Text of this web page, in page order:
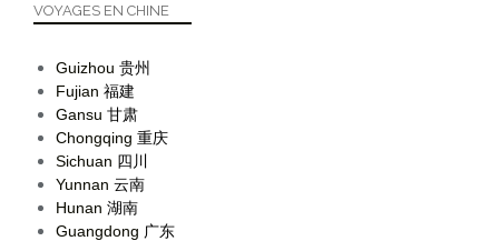
VOYAGES EN CHINE
Guizhou 贵州
Fujian 福建
Gansu 甘肃
Chongqing 重庆
Sichuan 四川
Yunnan 云南
Hunan 湖南
Guangdong 广东